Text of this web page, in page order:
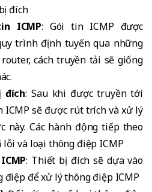
đích
ICMP: Gói tin ICMP được
trình định tuyến qua những
cách truyền tải sẽ giống
đích: Sau khi được truyền tới
sẽ được rút trích và xử lý
này. Các hành động tiếp theo
lỗi và loại thông điệp ICMP
: Thiết bị đích sẽ dựa vào
điệp để xử lý thông điệp ICMP